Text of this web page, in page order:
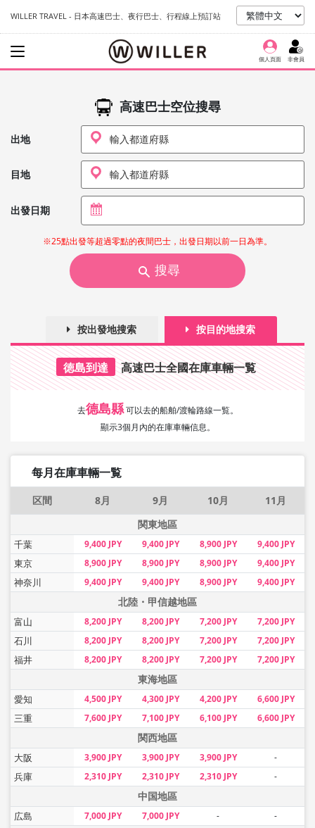
WILLER TRAVEL - 日本高速巴士、夜行巴士、行程線上預訂站
個人頁面 非會員
高速巴士空位搜尋
出地
目地
出發日期
※25點出發等超過零點的夜間巴士，出發日期以前一日為準。
搜尋
按出發地搜索 按目的地搜索
徳島到達 高速巴士全國在庫車輛一覧
去德島縣 可以去的船舶/渡輪路線一覧。
顯示3個月內的在庫車輛信息。
每月在庫車輛一覧
区間 8月 9月 10月
11月
関東地區
千葉 9,400 JPY 9,400 JPY 8,900 JPY 9,400 JPY
東京 8,900 JPY 8,900 JPY 8,900 JPY 9,400 JPY
神奈川 9,400 JPY 9,400 JPY 8,900 JPY 9,400 JPY
北陸・甲信越地區
富山 8,200 JPY 8,200 JPY 7,200 JPY 7,200 JPY
石川 8,200 JPY 8,200 JPY 7,200 JPY 7,200 JPY
福井 8,200 JPY 8,200 JPY 7,200 JPY 7,200 JPY
東海地區
愛知 4,500 JPY 4,300 JPY 4,200 JPY 6,600 JPY
三重 7,600 JPY 7,100 JPY 6,100 JPY 6,600 JPY
関西地區
大阪 3,900 JPY 3,900 JPY 3,900 JPY -
兵庫 2,310 JPY 2,310 JPY 2,310 JPY -
中国地區
広島 7,000 JPY 7,000 JPY - -